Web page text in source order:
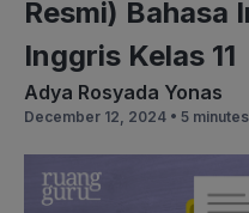
Resmi) Bahasa
Inggris Kelas 11
Adya Rosyada Yonas
December 12, 2024 • 5